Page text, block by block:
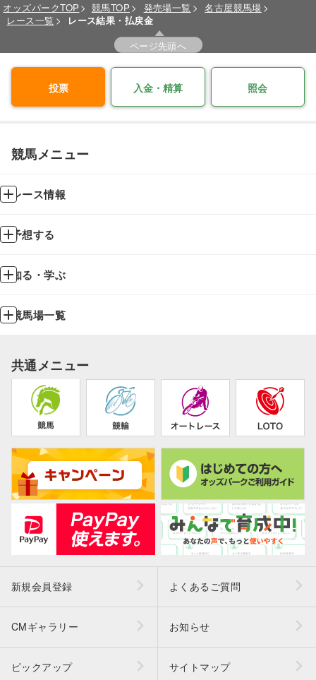
オッズパークTOP 競馬TOP 発売場一覧
名古屋競馬場
レース一覧
レース結果・払戻金
ページ先頭へ
投票 入金・精算 照会
競馬メニュー
レース情報
予想する
知る・学ぶ
競馬場一覧
共通メニュー
新規会員登録 よくあるご質問
CMギャラリー お知らせ
ピックアップ サイトマップ